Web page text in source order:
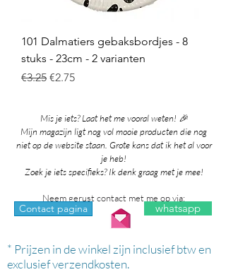
101 Dalmatiers gebaksbordjes - 8
stuks - 23cm - 2 varianten
Regular Price
€3.25 Sale Price
€2.75
Mis je iets? Laat het me vooral weten! 🎉
Mijn magazijn ligt nog vol mooie producten die nog
niet op de website staan. Grote kans dat ik het al voor
je heb!
Zoek je iets specifieks? Ik denk graag met je mee!
Neem gerust contact met me op via:
Contact pagina whatsapp
* Prijzen in de winkel zijn inclusief btw en
exclusief verzendkosten.